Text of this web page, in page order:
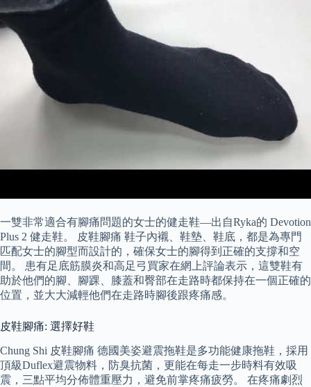
一雙非常適合有腳痛問題的女士的健走鞋—出自Ryka的 Devotion
Plus 2 健走鞋。 皮鞋腳痛 鞋子內襯、鞋墊、鞋底，都是為專門
匹配女士的腳型而設計的，確保女士的腳得到正確的支撐和空
間。 患有足底筋膜炎和高足弓買家在網上評論表示，這雙鞋有
助於他們的腳、腳踝、膝蓋和臀部在走路時都保持在一個正確的
位置，並大大減輕他們在走路時腳後跟疼痛感。
皮鞋腳痛: 選擇好鞋
Chung Shi 皮鞋腳痛 德國美姿避震拖鞋是多功能健康拖鞋，採用
頂級Duflex避震物料，防臭抗菌，更能在每走一步時料有效吸
震，三點平均分佈體重壓力，避免前掌疼痛疲勞。 在疼痛劇烈